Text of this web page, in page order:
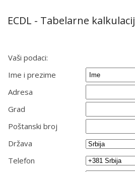
ECDL - Tabelarne
Vaši podaci:
Ime i prezime
Adresa
Grad
Poštanski broj
Država
Telefon